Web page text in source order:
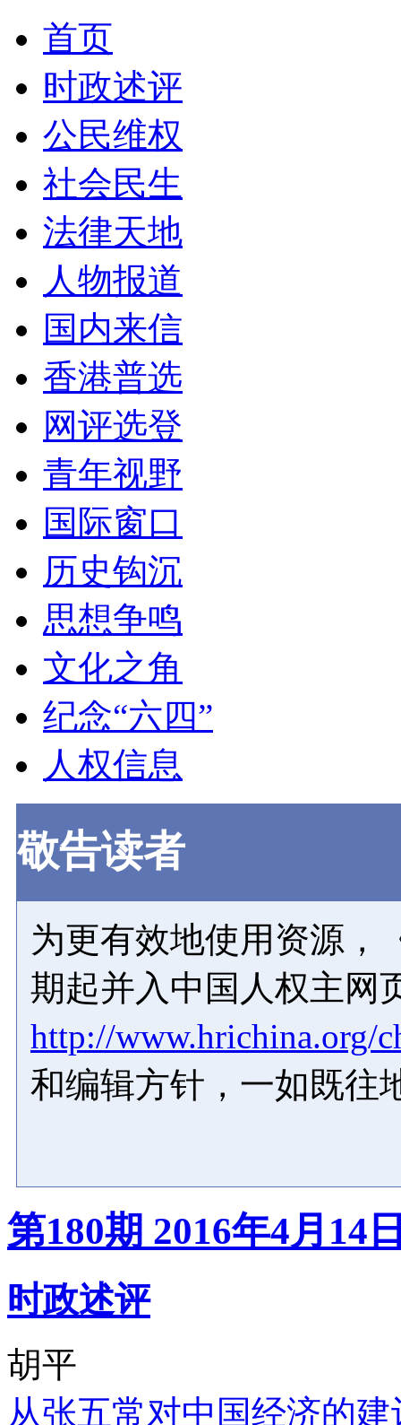
首页
时政述评
公民维权
社会民生
法律天地
人物报道
国内来信
香港普选
网评选登
青年视野
国际窗口
历史钩沉
思想争鸣
文化之角
纪念“六四”
人权信息
敬告读者
为更有效地使用资源，
期起并入中国人权主网
http://www.hrichina.org/
和编辑方针，一如既往
第180期 2016年4月14
时政述评
胡平
从张五常对中国经济的